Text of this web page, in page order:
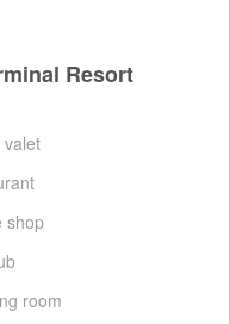
Resort
valet
shop
room